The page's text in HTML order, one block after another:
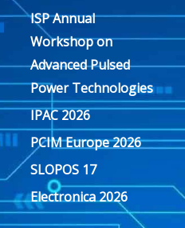
ISP Annual
Workshop on
Advanced Pulsed
Power Technologies
IPAC 2026
PCIM Europe 2026
SLOPOS 17
Electronica 2026